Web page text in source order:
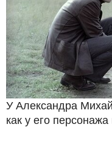
У Александра
как у его